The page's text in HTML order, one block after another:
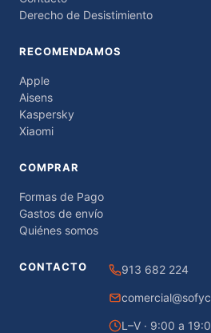
Derecho de Desistimiento
RECOMENDAMOS
Apple
Aisens
Kaspersky
Xiaomi
COMPRAR
Formas de Pago
Gastos de envío
Quiénes somos
CONTACTO 913 682 224
L–V · 9:00 a